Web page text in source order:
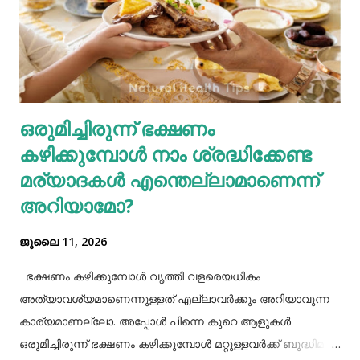
ലക്ഷണങ്ങളിൽ ചിലതാണ്. നമ്മുടെ ജീവിതരീതികളിൽ അല്പം
നല്ല മാറ്റങ്ങൾ വരുത്തുന്നത് കൊണ്ട് ഇത്തരം
ഗ്യാസ്ട്രബിലിനെ നമുക്ക് ഇല്ലാതാക്കാം.ഫാസ്റ്റ് ഫുഡ്, ജങ്ക്
ഫുഡ് ഭക്ഷണങ്ങൾ, സ്നാക്സുകൾ തുടങ്ങിയവയെല്ലാം
ശരീരത്തിന് വലിയ ബുദ്ധിമുട്ടുകളാണ് ഉണ്ടാക്കുക.
പുകവലിയും മദ്യപാനവും ശരീരത്തിന് മാരകരോഗങ്ങൾ മാ...
ഒരുമിച്ചിരുന്ന് ഭക്ഷണം
കഴിക്കുമ്പോൾ നാം ശ്രദ്ധിക്കേണ്ട
മര്യാദകൾ എന്തെല്ലാമാണെന്ന്
അറിയാമോ?
ജൂലൈ 11, 2026
ഭക്ഷണം കഴിക്കുമ്പോൾ വൃത്തി വളരെയധികം
അത്യാവശ്യമാണെന്നുള്ളത് എല്ലാവർക്കും അറിയാവുന്ന
കാര്യമാണല്ലോ. അപ്പോൾ പിന്നെ കുറെ ആളുകൾ
ഒരുമിച്ചിരുന്ന് ഭക്ഷണം കഴിക്കുമ്പോൾ മറ്റുള്ളവർക്ക് ബുദ്ധിമുട്ട്